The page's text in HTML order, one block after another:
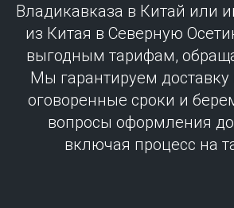
Владикавказа в Китай или
из Китая в Северную
выгодным тарифам,
Мы гарантируем доставку
оговоренные сроки и
вопросы оформления
включая процесс на